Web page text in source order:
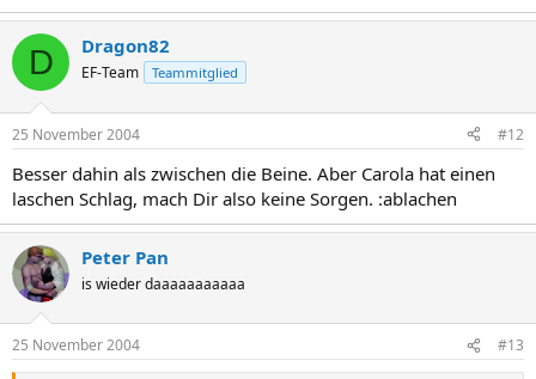
D Dragon82
EF-Team Teammitglied
25 November 2004 #12
Besser dahin als zwischen die Beine. Aber Carola hat einen
laschen Schlag, mach Dir also keine Sorgen. :ablachen
Peter Pan
is wieder daaaaaaaaaaa
25 November 2004 #13